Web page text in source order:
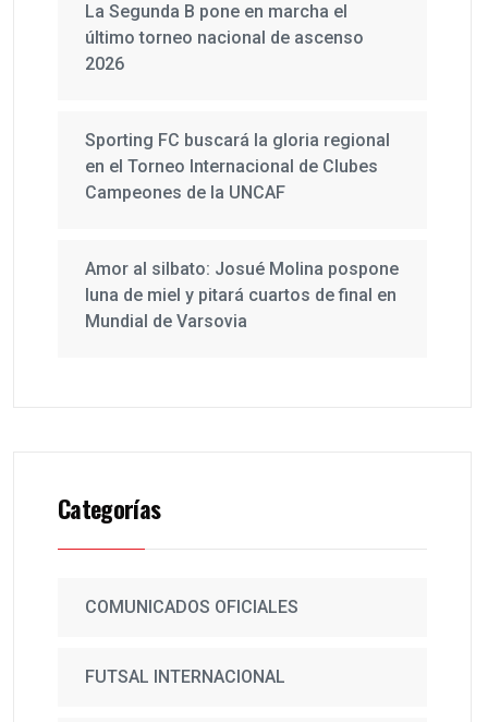
La Segunda B pone en marcha el
último torneo nacional de ascenso
2026
Sporting FC buscará la gloria regional
en el Torneo Internacional de Clubes
Campeones de la UNCAF
Amor al silbato: Josué Molina pospone
luna de miel y pitará cuartos de final en
Mundial de Varsovia
Categorías
COMUNICADOS OFICIALES
FUTSAL INTERNACIONAL